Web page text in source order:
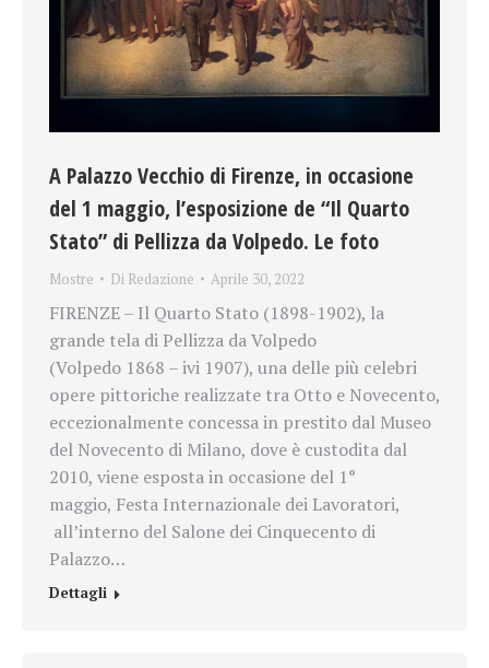
A Palazzo Vecchio di Firenze, in occasione
del 1 maggio, l’esposizione de “Il Quarto
Stato” di Pellizza da Volpedo. Le foto
Mostre Di Redazione Aprile 30, 2022
FIRENZE – Il Quarto Stato (1898-1902), la
grande tela di Pellizza da Volpedo
(Volpedo 1868 – ivi 1907), una delle più celebri
opere pittoriche realizzate tra Otto e Novecento,
eccezionalmente concessa in prestito dal Museo
del Novecento di Milano, dove è custodita dal
2010, viene esposta in occasione del 1°
maggio, Festa Internazionale dei Lavoratori,
all’interno del Salone dei Cinquecento di
Palazzo…
Dettagli